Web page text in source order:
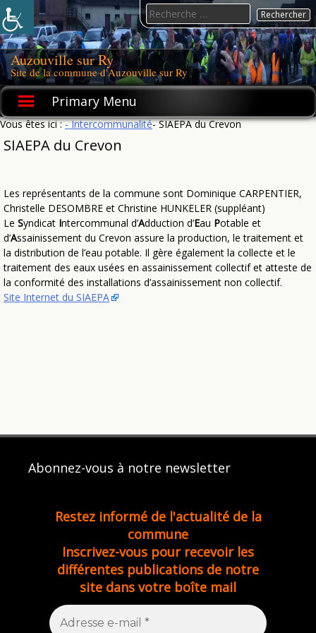
Skip
to
content
Auzouville sur Ry
Site de la commune d'Auzouville sur Ry
Primary Menu
Search
for:
Vous êtes ici :- Intercommunalité- SIAEPA du Crevon
SIAEPA du Crevon
Les représentants de la commune sont Dominique CARPENTIER,
Christelle DESOMBRE et Christine HUNKELER (suppléant)
Le Syndicat Intercommunal d’Adduction d’Eau Potable et
d’Assainissement du Crevon assure la production, le traitement et
la distribution de l’eau potable. Il gère également la collecte et le
traitement des eaux usées en assainissement collectif et atteste de
la conformité des installations d’assainissement non collectif.
Site Internet du SIAEPA
Abonnez-vous à notre newsletter
Restez informé de l'actualité de la
commune
Inscrivez-vous pour recevoir les
différentes publications de notre
site dans votre boîte mail